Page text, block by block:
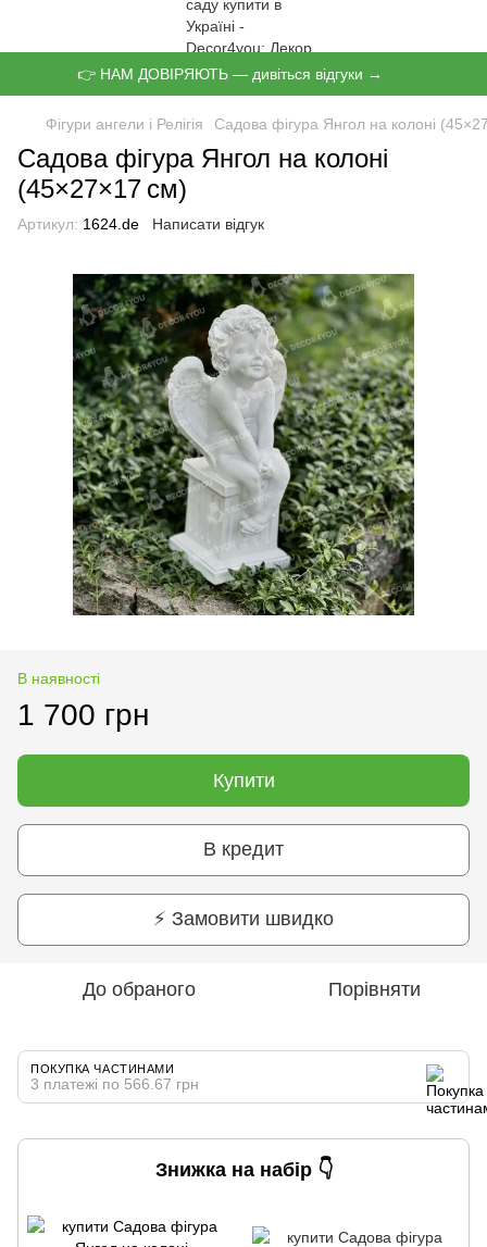
👉 НАМ ДОВІРЯЮТЬ — дивіться відгуки →
Фігури ангели і Релігія Садова фігура Янгол на колоні
Садова фігура Янгол на колоні
(45×27×17 см)
Артикул: 1624.de Написати відгук
В наявності
1 700 грн
Купити
В кредит
⚡ Замовити швидко
До обраного Порівняти
ПОКУПКА ЧАСТИНАМИ
3 платежі по 566.67 грн
Знижка на набір 👇